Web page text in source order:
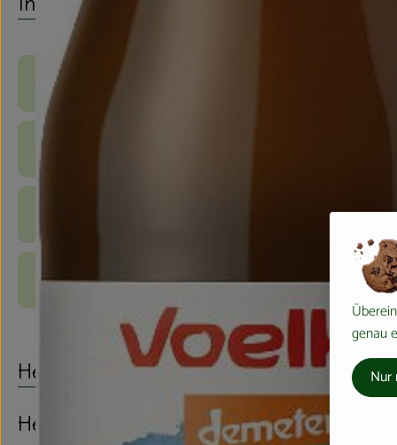
Produktinformationen
Produktdatenblatt
Herkunft
Hersteller: Voelkel
genau
Nur